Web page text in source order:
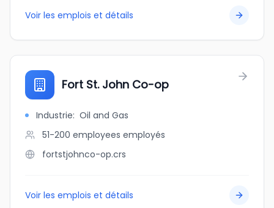
Voir les emplois et détails
Fort St. John Co-op
Industrie: Oil and Gas
51-200 employees employés
fortstjohnco-op.crs
Voir les emplois et détails